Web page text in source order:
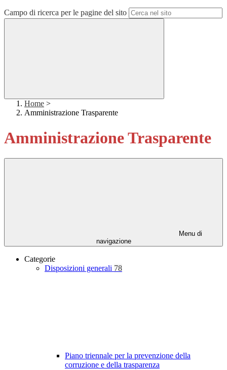
Campo di ricerca per le pagine del sito
Home >
Amministrazione Trasparente
Amministrazione Trasparente
Menu di
navigazione
Categorie
Disposizioni generali 78
Piano triennale per la prevenzione della
corruzione e della trasparenza